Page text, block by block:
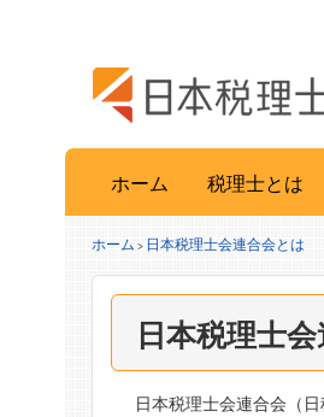
ホーム 税理士とは
ホーム > 日本税理士会連合会とは
日本税理士
日本税理士会連合会（